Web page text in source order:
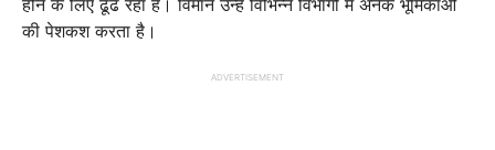
होने के लिए ढूंढ रहा है। विमान उन्हें विभिन्न विभागों में अनेक भूमिकाओं
की पेशकश करता है।
ADVERTISEMENT